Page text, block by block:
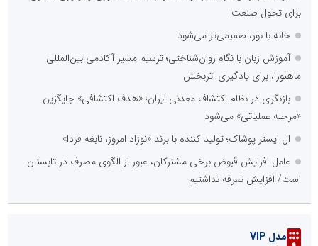
برای تحول صنعت
خانه با نور، صمیمی‌تر می‌شود
آموزش زبان با نگاه روان‌شناختی؛ ترسیم مسیر آکادمی بین‌المللی
ماهنورا، برای یادگیری اثربخش
بازنگری در نظام اکتشاف معدنی ایران؛ «هدف اکتشافی» جایگزین
«مرحله عملیاتی» می‌شود
ال ایستر پوشاک؛ تولید کننده با برند «نوزاد امروز، نابغه فردا»
عامل افزایش قبوض برخی مشترکان، عبور از الگوی مصرف در تابستان
است/ افزایش تعرفه نداشتیم
مدل VIP